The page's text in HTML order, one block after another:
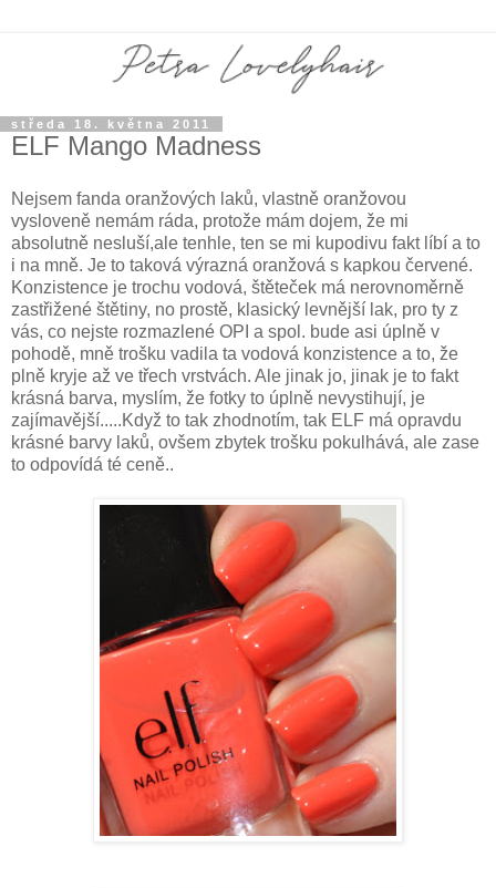
středa 18. května 2011
ELF Mango Madness
Nejsem fanda oranžových laků, vlastně oranžovou
vysloveně nemám ráda, protože mám dojem, že mi
absolutně nesluší,ale tenhle, ten se mi kupodivu fakt líbí a to
i na mně. Je to taková výrazná oranžová s kapkou červené.
Konzistence je trochu vodová, štěteček má nerovnoměrně
zastřižené štětiny, no prostě, klasický levnější lak, pro ty z
vás, co nejste rozmazlené OPI a spol. bude asi úplně v
pohodě, mně trošku vadila ta vodová konzistence a to, že
plně kryje až ve třech vrstvách. Ale jinak jo, jinak je to fakt
krásná barva, myslím, že fotky to úplně nevystihují, je
zajímavější.....Když to tak zhodnotím, tak ELF má opravdu
krásné barvy laků, ovšem zbytek trošku pokulhává, ale zase
to odpovídá té ceně..